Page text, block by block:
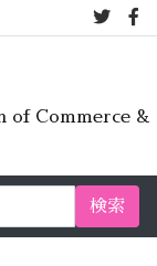
7月オープ
of Commerce &
検索